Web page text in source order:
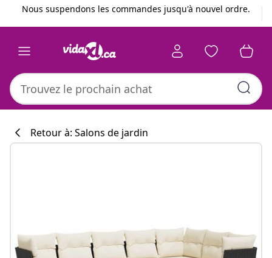
Précédent
Suivant
Nous suspendons les commandes jusqu'à nouvel ordre.
Retour à: Salons de jardin